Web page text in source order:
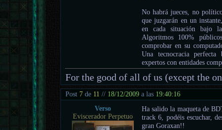
No habrá jueces, no
que juzgarán en un
en cada situación bajo
Algoritmos 100%
comprobar en su
Una tecnocracia
expertos con entidades
For the good of all of us (except the
Post 7 de 11 // 18/12/2009 a las 19:40:16
Verso
Eviscerador Perpetuo
Ha salido la maqueta de
track 6, podéis escuchar,
gran Goraxan!!